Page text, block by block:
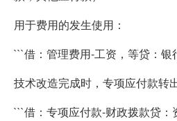
用于费用的发生使用：
```借：管理费用-工资，等贷：银
技术改造完成时，专项应付款转
```借：专项应付款-财政拨款贷：